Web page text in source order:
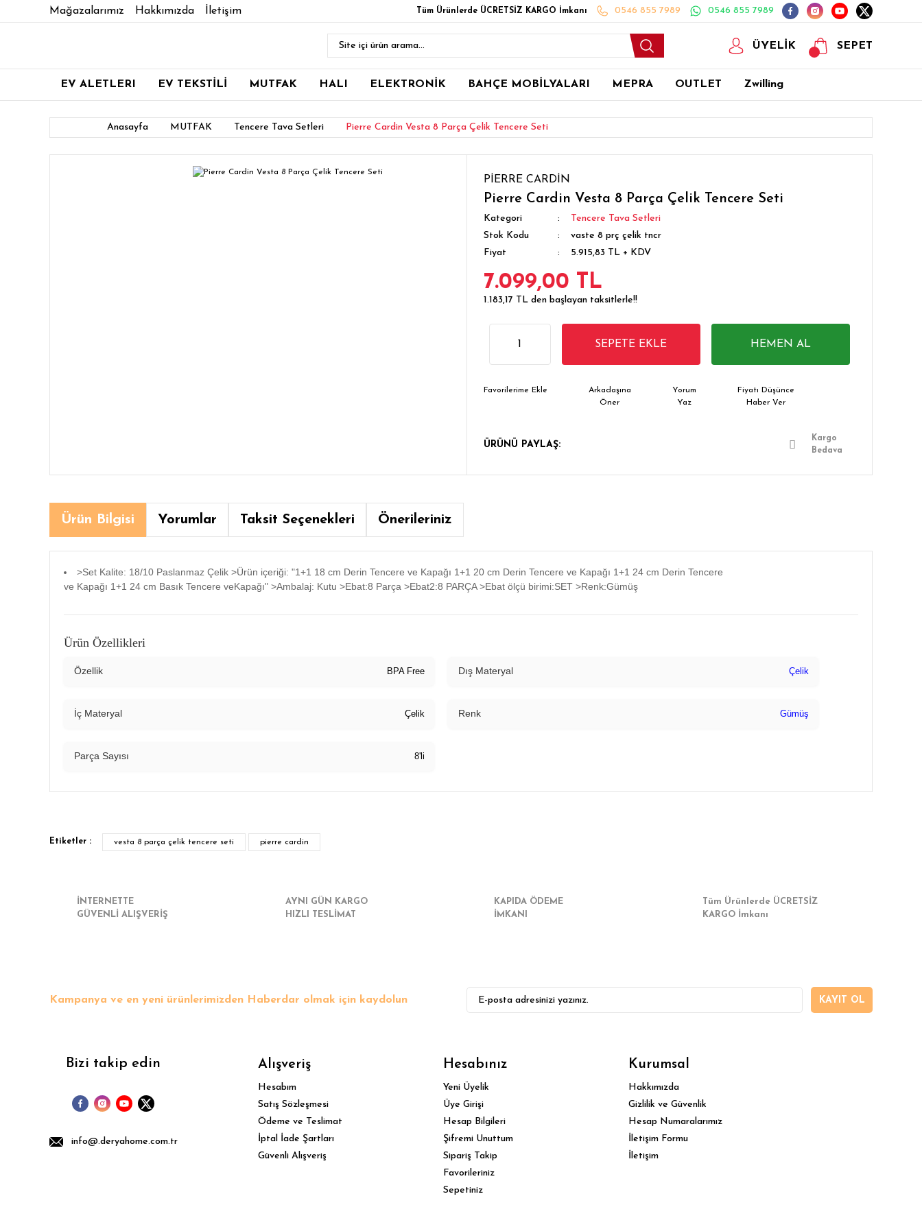
Mağazalarımız Hakkımızda İletişim Tüm Ürünlerde ÜCRETSİZ KARGO İmkanı 0546 855 7989 0546 855 7989
ÜYELİK SEPET
EV ALETLERI EV TEKSTİLİ MUTFAK HALI ELEKTRONİK BAHÇE MOBİLYALARI MEPRA OUTLET Zwilling
Anasayfa MUTFAK Tencere Tava Setleri Pierre Cardin Vesta 8 Parça Çelik Tencere Seti
PİERRE CARDİN
Pierre Cardin Vesta 8 Parça Çelik Tencere Seti
Kategori
Tencere Tava Setleri
Stok Kodu
vaste 8 prç çelik tncr
Fiyat
5.915,83 TL + KDV
7.099,00 TL
1.183,17 TL den başlayan taksitlerle!!
SEPETE EKLE HEMEN AL
Arkadaşına
Öner
Yorum
Yaz
Fiyatı Düşünce
Haber Ver
ÜRÜNÜ PAYLAŞ:
Kargo
Bedava
Ürün Bilgisi Yorumlar Taksit Seçenekleri Önerileriniz
>Set Kalite: 18/10 Paslanmaz Çelik >Ürün içeriği: "1+1 18 cm Derin Tencere ve Kapağı 1+1 20 cm Derin Tencere ve Kapağı 1+1 24 cm Derin Tencere
ve Kapağı 1+1 24 cm Basık Tencere veKapağı" >Ambalaj: Kutu >Ebat:8 Parça >Ebat2:8 PARÇA >Ebat ölçü birimi:SET >Renk:Gümüş
Ürün Özellikleri
Özellik BPA Free Dış Materyal Çelik
İç Materyal Çelik Renk Gümüş
Parça Sayısı 8'li
Ürün bilgilerinde hatalar bulunuyor.
Ürün fiyatı diğer sitelerden daha pahalı.
Etiketler : vesta 8 parça çelik tencere seti pierre cardin
İNTERNETTE
GÜVENLİ ALIŞVERİŞ
AYNI GÜN KARGO
HIZLI TESLİMAT
KAPIDA ÖDEME
İMKANI
Tüm Ürünlerde ÜCRETSİZ
KARGO İmkanı
Kampanya ve en yeni ürünlerimizden Haberdar olmak için kaydolun KAYIT OL
Bizi takip edin
info@.deryahome.com.tr
Alışveriş
Hesabım
Satış Sözleşmesi
Ödeme ve Teslimat
İptal İade Şartları
Güvenli Alışveriş
Hesabınız
Yeni Üyelik
Üye Girişi
Hesap Bilgileri
Şifremi Unuttum
Sipariş Takip
Favorileriniz
Sepetiniz
Kurumsal
Hakkımızda
Gizlilik ve Güvenlik
Hesap Numaralarımız
İletişim Formu
İletişim